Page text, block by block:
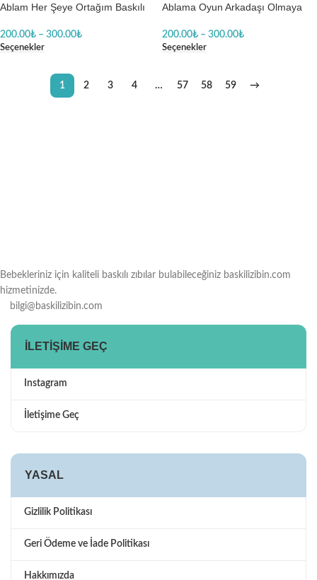
Ablam Her Şeye Ortağım Baskılı
200.00₺ – 300.00₺
Seçenekler
Ablama Oyun Arkadaşı Olmaya
200.00₺ – 300.00₺
Seçenekler
1 2 3 4 … 57 58 59 →
Bebekleriniz için kaliteli baskılı zıbılar bulabileceğiniz baskilizibin.com
hizmetinizde.
bilgi@baskilizibin.com
İLETIŞIME GEÇ
Instagram
İletişime Geç
YASAL
Gizlilik Politikası
Geri Ödeme ve İade Politikası
Hakkımızda